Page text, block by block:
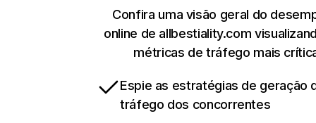
Confira uma visão geral do
online de allbestiality.com
métricas de tráfego mais
Espie as estratégias de geração
tráfego dos concorrentes